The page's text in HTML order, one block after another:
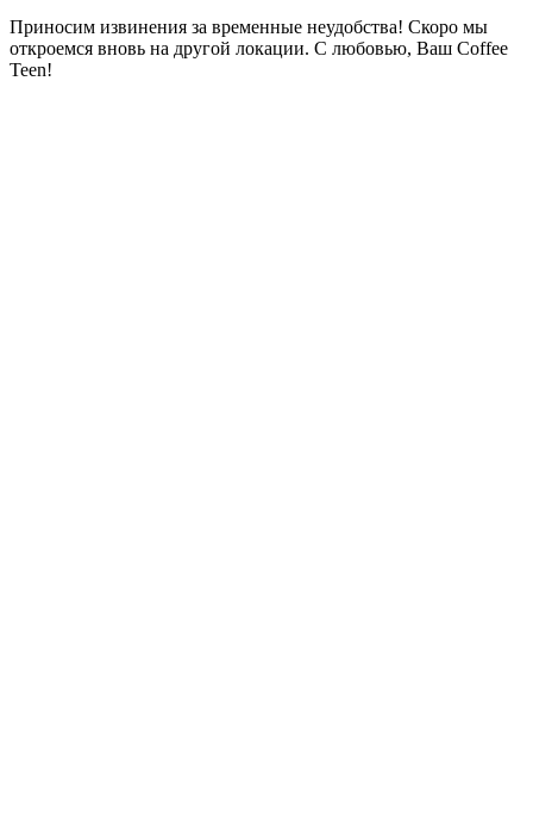
Приносим извинения за временные неудобства! Скоро мы
откроемся вновь на другой локации. С любовью, Ваш Coffee
Teen!